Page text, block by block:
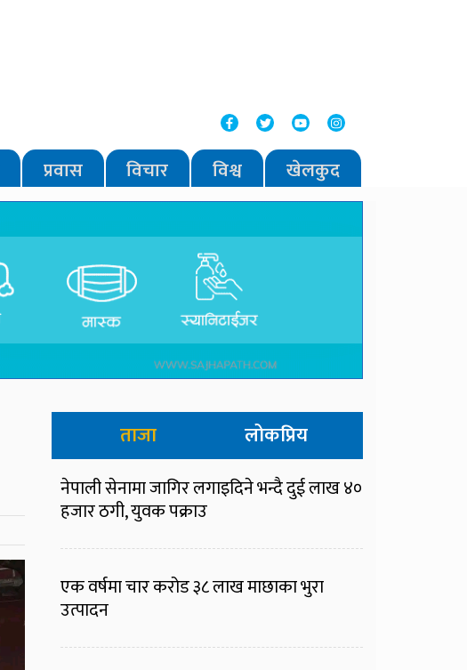
प्रवास विचार विश्व खेलकुद
ताजा लोकप्रिय
नेपाली सेनामा जागिर लगाइदिने भन्दै दुई लाख ४०
हजार ठगी, युवक पक्राउ
एक वर्षमा चार करोड ३८ लाख माछाका भुरा
उत्पादन